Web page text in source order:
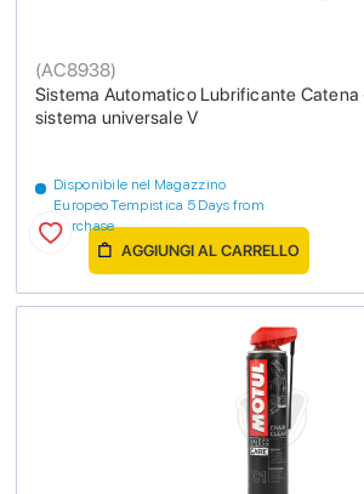
Sistema Automatico Lubrificante
sistema universale V
(AC8938)
Disponibile nel Magazzino
Europeo Tempistica 5 Days from
purchase
AGGIUNGI AL CARRELLO